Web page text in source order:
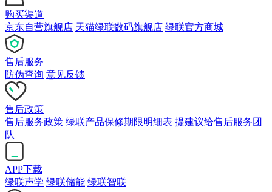
购买渠道
京东自营旗舰店 天猫绿联数码旗舰店 绿联官方商城
售后服务
防伪查询 意见反馈
售后政策
售后服务政策 绿联产品保修期限明细表 提建议给售后服务团
队
APP下载
绿联声学 绿联储能 绿联智联